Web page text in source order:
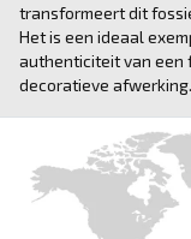
transformeert dit
Het is een ideaal
authenticiteit van een
decoratieve afwerking.